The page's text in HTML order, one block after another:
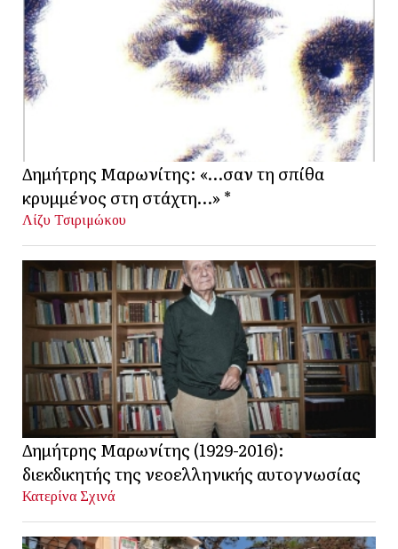
Δημήτρης Μαρωνίτης: «…σαν τη σπίθα
κρυμμένος στη στάχτη…» *
Λίζυ Τσιριμώκου
Δημήτρης Μαρωνίτης (1929-2016):
διεκδικητής της νεοελληνικής αυτογνωσίας
Κατερίνα Σχινά